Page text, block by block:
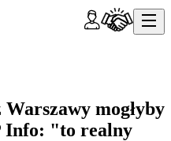
mogłyby
Info: "to realny